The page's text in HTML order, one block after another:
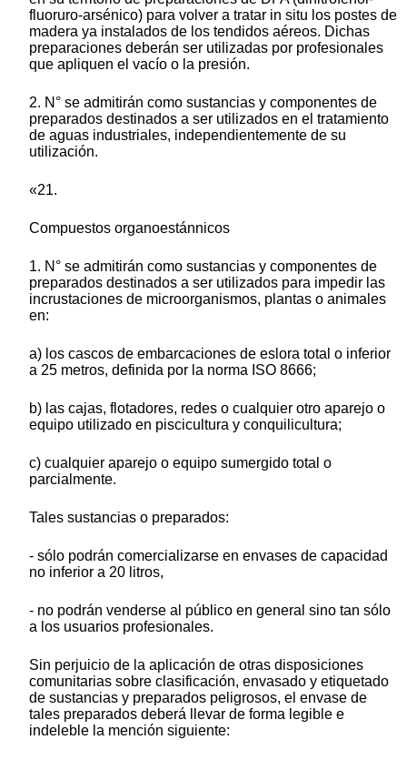
fluoruro-arsénico) para volver a tratar in situ los postes de
madera ya instalados de los tendidos aéreos. Dichas
preparaciones deberán ser utilizadas por profesionales
que apliquen el vacío o la presión.
2. N° se admitirán como sustancias y componentes de
preparados destinados a ser utilizados en el tratamiento
de aguas industriales, independientemente de su
utilización.
«21.
Compuestos organoestánnicos
1. N° se admitirán como sustancias y componentes de
preparados destinados a ser utilizados para impedir las
incrustaciones de microorganismos, plantas o animales
en:
a) los cascos de embarcaciones de eslora total o inferior
a 25 metros, definida por la norma ISO 8666;
b) las cajas, flotadores, redes o cualquier otro aparejo o
equipo utilizado en piscicultura y conquilicultura;
c) cualquier aparejo o equipo sumergido total o
parcialmente.
Tales sustancias o preparados:
- sólo podrán comercializarse en envases de capacidad
no inferior a 20 litros,
- no podrán venderse al público en general sino tan sólo
a los usuarios profesionales.
Sin perjuicio de la aplicación de otras disposiciones
comunitarias sobre clasificación, envasado y etiquetado
de sustancias y preparados peligrosos, el envase de
tales preparados deberá llevar de forma legible e
indeleble la mención siguiente: